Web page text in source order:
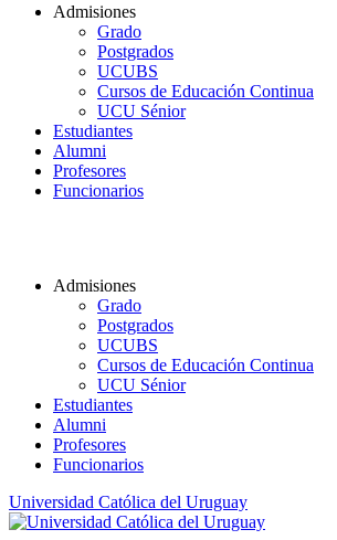
Admisiones
Grado
Postgrados
UCUBS
Cursos de Educación Continua
UCU Sénior
Estudiantes
Alumni
Profesores
Funcionarios
Admisiones
Grado
Postgrados
UCUBS
Cursos de Educación Continua
UCU Sénior
Estudiantes
Alumni
Profesores
Funcionarios
Universidad Católica del Uruguay